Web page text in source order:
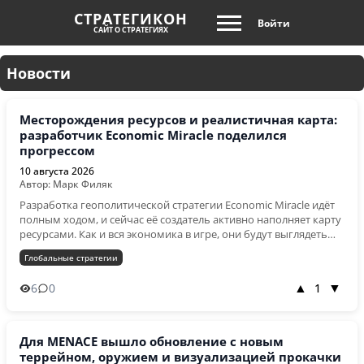
СТРАТЕГИКОН
САЙТ О СТРАТЕГИЯХ Войти
Новости
Месторождения ресурсов и реалистичная карта:
разработчик Economic Miracle поделился
прогрессом
10 августа 2026
Автор: Марк Филяк
Разработка геополитической стратегии Economic Miracle идёт
полным ходом, и сейчас её создатель активно наполняет карту
ресурсами. Как и вся экономика в игре, они будут выглядеть
весьма реалистично – в виде залежей конкретных металлов в
различных регионах. На скриншотах ниже представлены
Разработчик продемонстрировал и наработки глобальной
создатель экспериментирует со светлым и тёмным фоном.
Регионы России Светлый фон Интересно, что светлый фон
Глобальные стратегии
6 0 ▲ 1 ▼
Для MENACE вышло обновление с новым
террейном, оружием и визуализацией прокачки